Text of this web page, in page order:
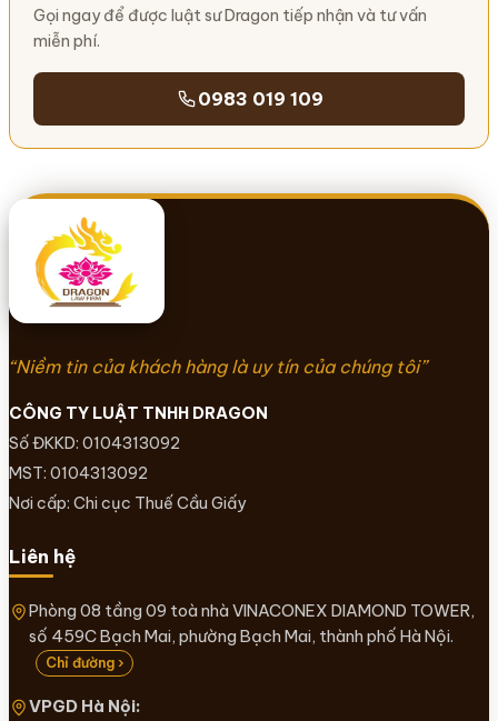
Gọi ngay để được luật sư Dragon tiếp nhận và tư vấn
miễn phí.
0983 019 109
“Niềm tin của khách hàng là uy tín của chúng tôi”
CÔNG TY LUẬT TNHH DRAGON
Số ĐKKD: 0104313092
MST: 0104313092
Nơi cấp: Chi cục Thuế Cầu Giấy
Liên hệ
Phòng 08 tầng 09 toà nhà VINACONEX DIAMOND TOWER,
số 459C Bạch Mai, phường Bạch Mai, thành phố Hà Nội.
Chỉ đường ›
VPGD Hà Nội: